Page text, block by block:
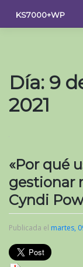
contenido
KS7000+WP
Día: 9
2021
«Por qué
gestionar
Cyndi
Publicada el martes,